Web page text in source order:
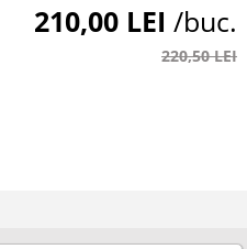
210,00 LEI /buc.
220,50 LEI